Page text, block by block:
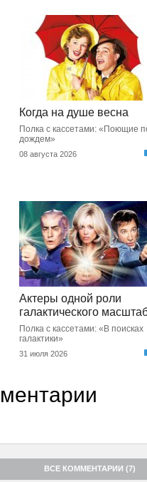
Когда на душе весна
Полка с кассетами: «Поющие
дождем»
08 августа 2026
Актеры одной роли
галактического
Полка с кассетами: «В поисках
галактики»
31 июля 2026
ВСЕ КОММЕНТАРИИ (7)